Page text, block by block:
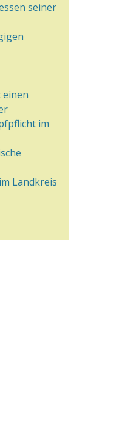
seiner
im
Landkreis